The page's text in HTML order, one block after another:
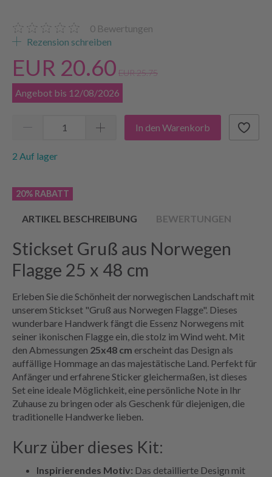
0 Bewertungen
Rezension schreiben
EUR 20.60 EUR 25.75
Angebot bis 12/08/2026
In den Warenkorb
2 Auf lager
20% RABATT
ARTIKEL BESCHREIBUNG BEWERTUNGEN
Stickset Gruß aus Norwegen
Flagge 25 x 48 cm
Erleben Sie die Schönheit der norwegischen Landschaft mit
unserem Stickset "Gruß aus Norwegen Flagge". Dieses
wunderbare Handwerk fängt die Essenz Norwegens mit
seiner ikonischen Flagge ein, die stolz im Wind weht. Mit
den Abmessungen 25x48 cm erscheint das Design als
auffällige Hommage an das majestätische Land. Perfekt für
Anfänger und erfahrene Sticker gleichermaßen, ist dieses
Set eine ideale Möglichkeit, eine persönliche Note in Ihr
Zuhause zu bringen oder als Geschenk für diejenigen, die
traditionelle Handwerke lieben.
Kurz über dieses Kit:
Inspirierendes Motiv: Das detaillierte Design mit